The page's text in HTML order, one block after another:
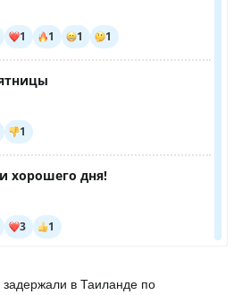
задержали в Таиланде по